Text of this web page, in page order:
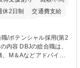
休2日制
交通費支給
M＆Aなどアドバイザ
通し、複数の専門性を